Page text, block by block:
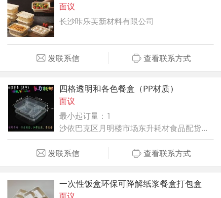
面议
长沙咔乐芙新材料有限公司
发联系信 查看联系方式
四格透明和各色餐盒（PP材质）
面议
最小起订量：1
沙依巴克区月明楼市场东升耗材食品配货中心
发联系信 查看联系方式
一次性饭盒环保可降解纸浆餐盒打包盒